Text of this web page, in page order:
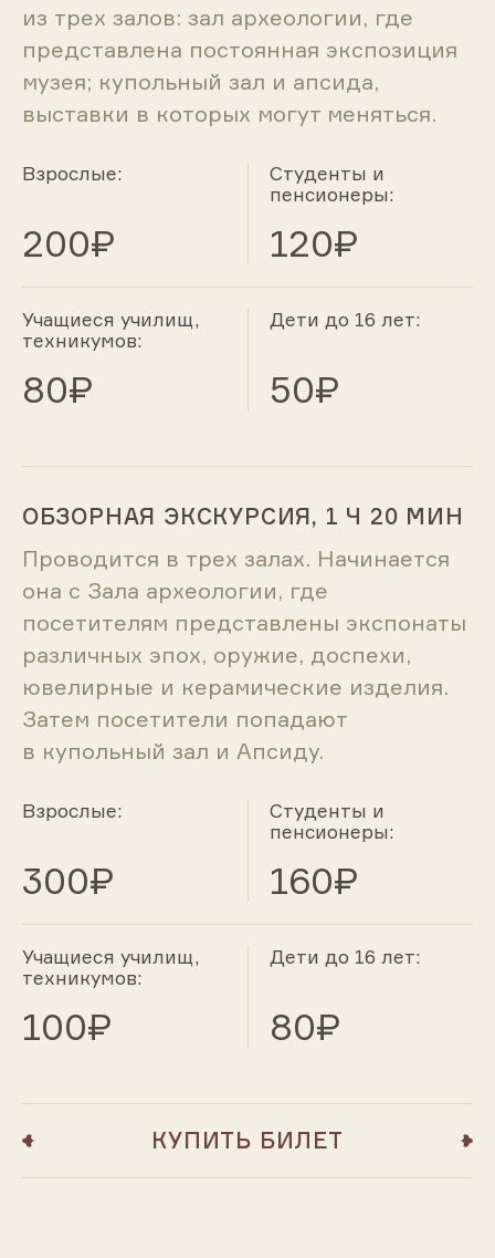
из трех залов: зал археологии, где
представлена постоянная экспозиция
музея; купольный зал и апсида,
выставки в которых могут меняться.
Взрослые:
200₽
Студенты и
пенсионеры:
120₽
Учащиеся училищ,
техникумов:
80₽
Дети до 16 лет:
50₽
ОБЗОРНАЯ ЭКСКУРСИЯ, 1 Ч 20 МИН
Проводится в трех залах. Начинается
она с Зала археологии, где
посетителям представлены экспонаты
различных эпох, оружие, доспехи,
ювелирные и керамические изделия.
Затем посетители попадают
в купольный зал и Апсиду.
Взрослые:
300₽
Студенты и
пенсионеры:
160₽
Учащиеся училищ,
техникумов:
100₽
Дети до 16 лет:
80₽
КУПИТЬ БИЛЕТ